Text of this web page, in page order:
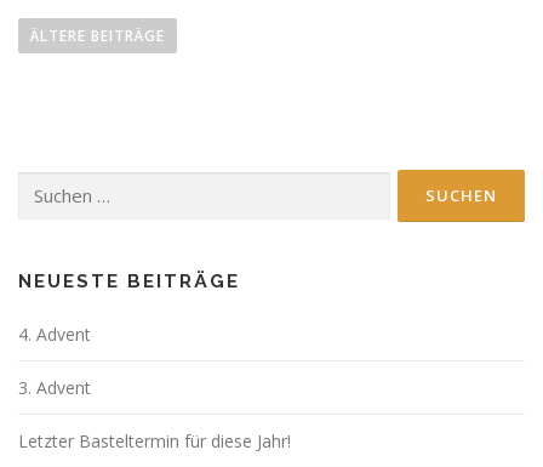
e
a
g
t
ÄLTERE BEITRÄGE
nach:
NEUESTE BEITRÄGE
4. Advent
3. Advent
Letzter Basteltermin für diese Jahr!